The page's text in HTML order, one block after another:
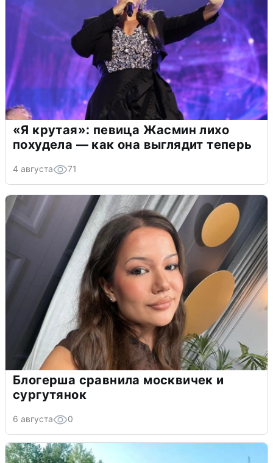
«Я крутая»: певица Жасмин лихо
похудела — как она выглядит теперь
4 августа 71
Блогерша сравнила москвичек и
сургутянок
6 августа 0